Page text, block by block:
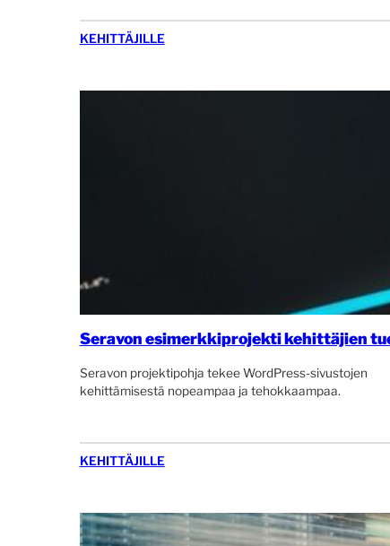
KEHITTÄJILLE
Seravon esimerkkiprojekti kehittäjien
Seravon projektipohja tekee WordPress-sivustojen
kehittämisestä nopeampaa ja tehokkaampaa.
KEHITTÄJILLE